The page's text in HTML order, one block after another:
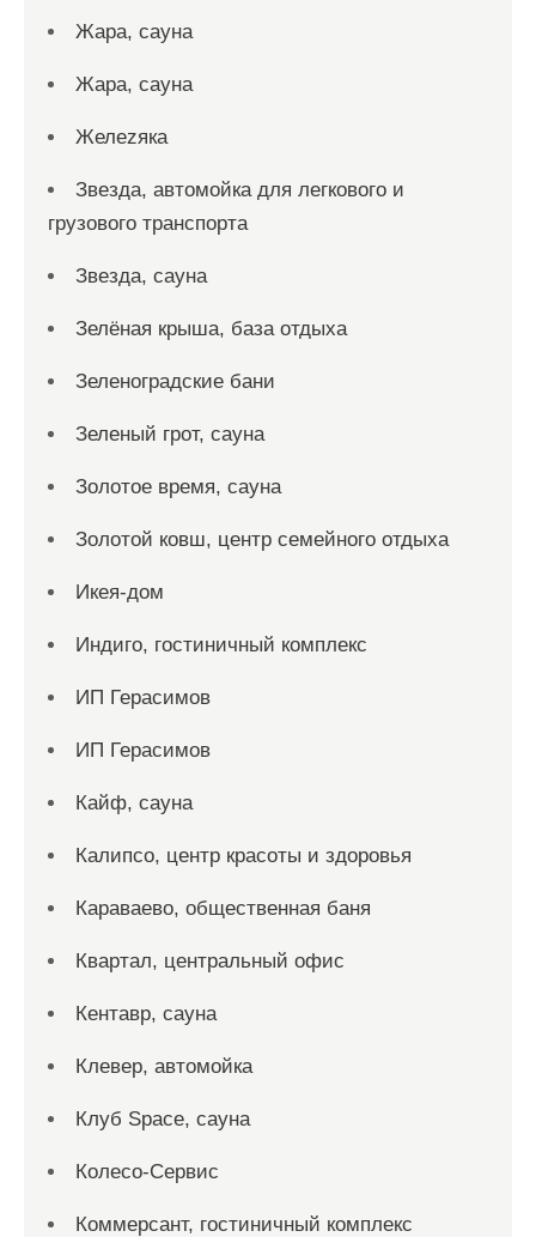
Жара, сауна
Жара, сауна
Желеzяка
Звезда, автомойка для легкового и
грузового транспорта
Звезда, сауна
Зелёная крыша, база отдыха
Зеленоградские бани
Зеленый грот, сауна
Золотое время, сауна
Золотой ковш, центр семейного отдыха
Икея-дом
Индиго, гостиничный комплекс
ИП Герасимов
ИП Герасимов
Кайф, сауна
Калипсо, центр красоты и здоровья
Караваево, общественная баня
Квартал, центральный офис
Кентавр, сауна
Клевер, автомойка
Клуб Space, сауна
Колесо-Сервис
Коммерсант, гостиничный комплекс